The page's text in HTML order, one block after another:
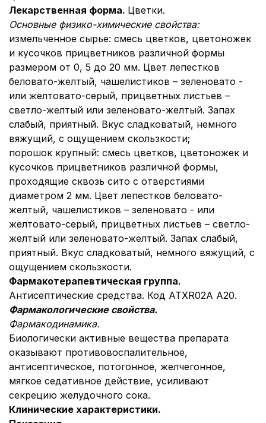
Лекарственная форма. Цветки.
Основные физико-химические свойства:
измельченное сырье: смесь цветков, цветоножек
и кусочков прицветников различной формы
размером от 0, 5 до 20 мм. Цвет лепестков
беловато-желтый, чашелистиков – зеленовато -
или желтовато-серый, прицветных листьев –
светло-желтый или зеленовато-желтый. Запах
слабый, приятный. Вкус сладковатый, немного
вяжущий, с ощущением скользкости;
порошок крупный: смесь цветков, цветоножек и
кусочков прицветников различной формы,
проходящие сквозь сито с отверстиями
диаметром 2 мм. Цвет лепестков беловато-
желтый, чашелистиков – зеленовато - или
желтовато-серый, прицветных листьев – светло-
желтый или зеленовато-желтый. Запах слабый,
приятный. Вкус сладковатый, немного вяжущий, с
ощущением скользкости.
Фармакотерапевтическая группа.
Антисептические средства. Код АТХR02А А20.
Фармакологические свойства.
Фармакодинамика.
Биологически активные вещества препарата
оказывают противовоспалительное,
антисептическое, потогонное, желчегонное,
мягкое седативное действие, усиливают
секрецию желудочного сока.
Клинические характеристики.